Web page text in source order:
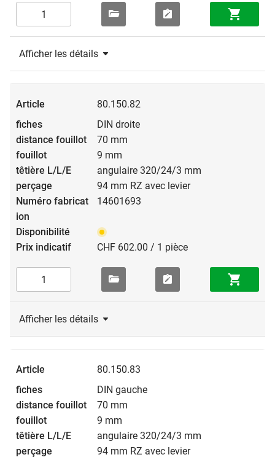
Afficher les détails
80.150.82
DIN droite
70 mm
9 mm
angulaire 320/24/3 mm
94 mm RZ avec levier
14601693
CHF 602.00 / 1 pièce
Afficher les détails
80.150.83
DIN gauche
70 mm
9 mm
angulaire 320/24/3 mm
94 mm RZ avec levier